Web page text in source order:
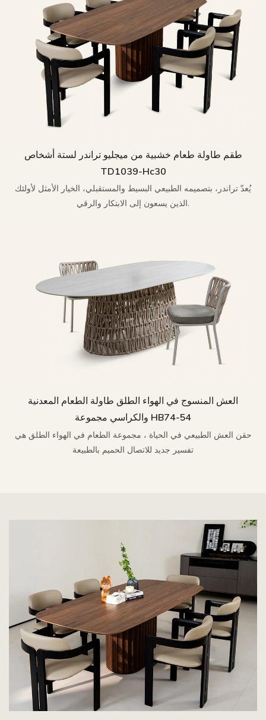
طقم طاولة طعام خشبية من ميجليو تراندر لستة أشخاص
TD1039-Hc30
يُعدّ تراندر، بتصميمه الطبيعي البسيط والمستقبلي، الخيار الأمثل لأولئك
الذين يسعون إلى الابتكار والرقي.
العش المنسوج في الهواء الطلق طاولة الطعام المعدنية
والكراسي مجموعة HB74-54
حقن العش الطبيعي في الحياة ، مجموعة الطعام في الهواء الطلق هي
تفسير جديد للاتصال الحميم بالطبيعة